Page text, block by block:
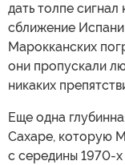
дать толпе
сближение
Марокканских
они пропускали
никаких
Еще одна
Сахаре, которую
с середины 1970-